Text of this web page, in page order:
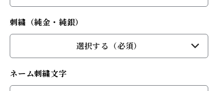
刺繍（純金・純銀）
選択する（必須）
ネーム刺繍文字